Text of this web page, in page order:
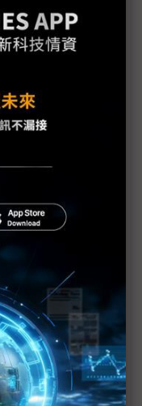
核電廠情況仍非
染
值
10萬倍
射濃度超標
受輻射污染 2名送